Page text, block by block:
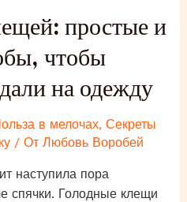
простые и
чтобы
на одежду
в мелочах, Секреты
/ От Любовь Воробей
наступила пора
спячки. Голодные клещи